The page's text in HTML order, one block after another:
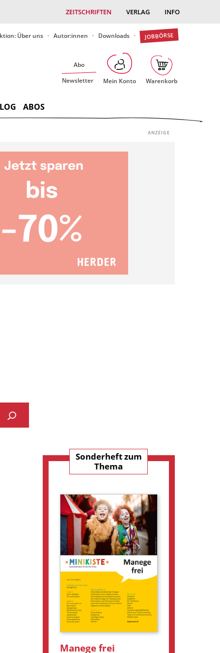
ZEITSCHRIFTEN VERLAG INFO
Über uns Autor:innen Downloads JOBBÖRSE
Abo
Newsletter
Mein Konto Warenkorb
ABOS
Sonderheft zum
Thema
Manege frei